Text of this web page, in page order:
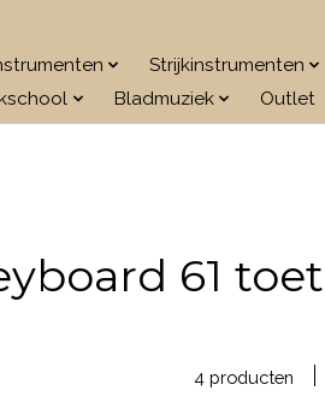
Strijkinstrumenten
Bladmuziek Outlet
61
4 producten